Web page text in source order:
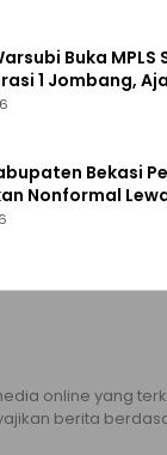
Buka MPLS
1 Jombang,
Bekasi
Nonformal
online yang
berita